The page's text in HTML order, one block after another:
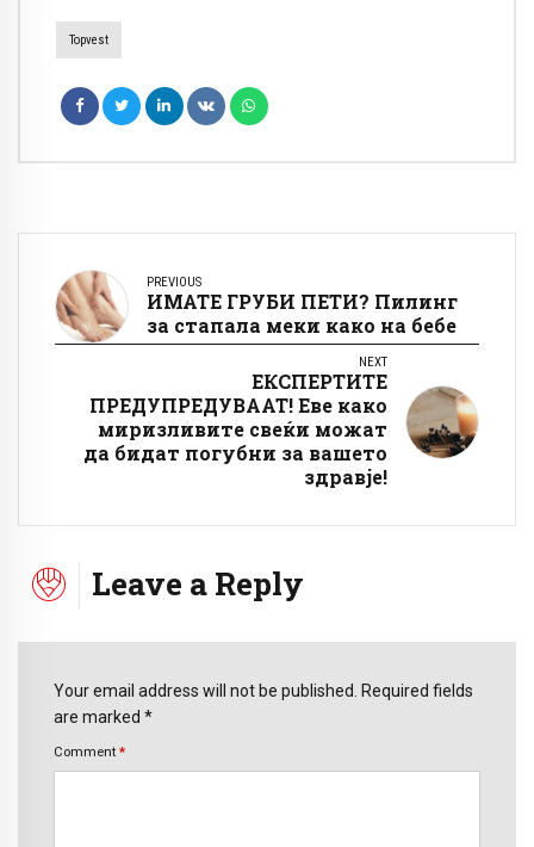
Topvest
PREVIOUS
ИМАТЕ ГРУБИ ПЕТИ? Пилинг
за стапала меки како на бебе
NEXT
ЕКСПЕРТИТЕ
ПРЕДУПРЕДУВААТ! Еве како
миризливите свеќи можат
да бидат погубни за вашето
здравје!
Leave a Reply
Your email address will not be published. Required fields
are marked *
Comment *